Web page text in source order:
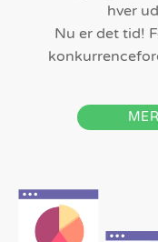
hver
Nu er det tid!